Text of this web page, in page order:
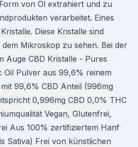
von Öl extrahiert und zu
verarbeitet. Eines
Diese Kristalle sind
Mikroskop zu sehen. Bei der
Auge CBD Kristalle - Pures
Oil Pulver aus 99,6% reinem
99,6% CBD Anteil (996mg
0,996mg CBD 0,0% THC
Vegan, Glutenfrei,
Aus 100% zertifiziertem Hanf
Sativa) Frei von künstlichen